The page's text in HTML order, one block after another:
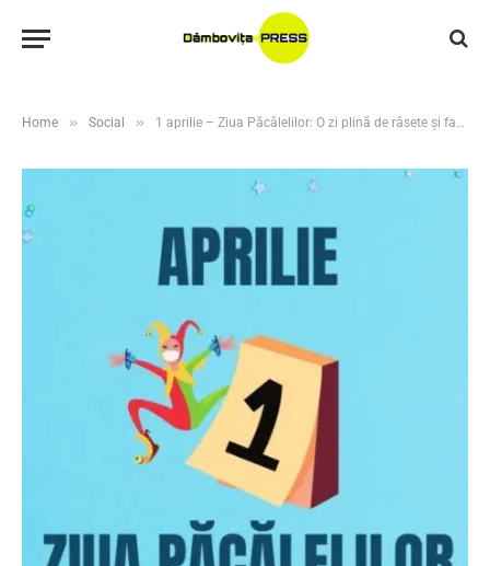
Home » Social » 1 aprilie – Ziua Păcălelilor: O zi plină de râsete și farse inofensive